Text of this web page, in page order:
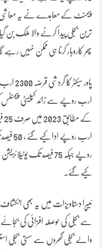
پیمنٹ کے معاہدے نے یہ معاشی
ترین بجلی پیدا کرنے والا ملک بن
پھر کاروبار کرنا ہی ممکن نہیں رہے
ارب روپے سے زائد کپیسٹی پیمنٹس
کیے گئے۔
نیپرا دستاویزات میں یہ بھی
سے بجلی کی حوصلہ افزائی کی
والے بجلی گھروں سے سستی بجلی